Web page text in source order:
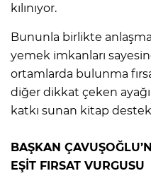
kılınıyor.
Bununla birlikte
yemek imkanları
ortamlarda bulunma
diğer dikkat çeken
katkı sunan kitap
BAŞKAN
EŞİT FIRSAT VURGUSU